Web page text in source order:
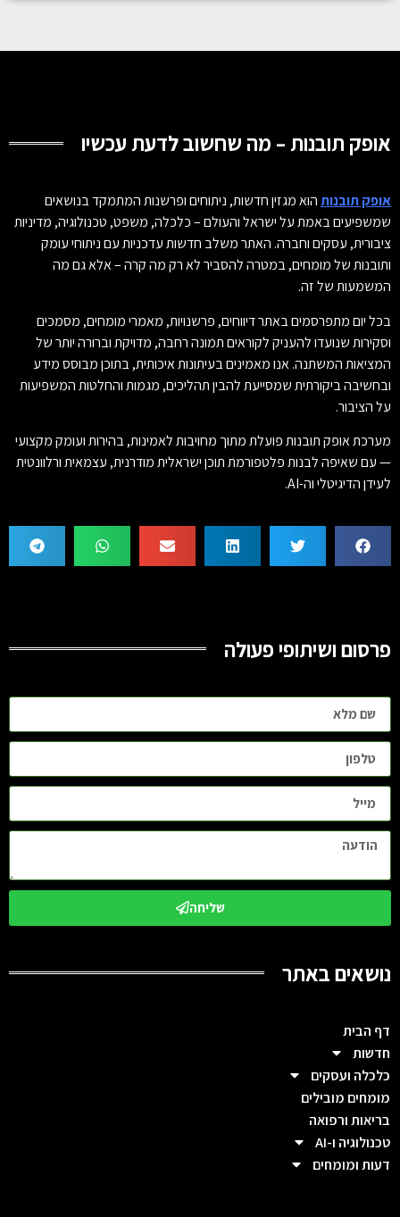
אופק תובנות – מה שחשוב לדעת עכשיו
אופק תובנותהוא מגזין חדשות, ניתוחים ופרשנות המתמקד בנושאים
שמשפיעים באמת על ישראל והעולם – כלכלה, משפט, טכנולוגיה, מדיניות
ציבורית, עסקים וחברה. האתר משלב חדשות עדכניות עם ניתוחי עומק
ותובנות של מומחים, במטרה להסביר לא רק מה קרה – אלא גם מה
המשמעות של זה.
בכל יום מתפרסמים באתר דיווחים, פרשנויות, מאמרי מומחים, מסמכים
וסקירות שנועדו להעניק לקוראים תמונה רחבה, מדויקת וברורה יותר של
המציאות המשתנה. אנו מאמינים בעיתונות איכותית, בתוכן מבוסס מידע
ובחשיבה ביקורתית שמסייעת להבין תהליכים, מגמות והחלטות המשפיעות
על הציבור.
מערכת אופק תובנות פועלת מתוך מחויבות לאמינות, בהירות ועומק מקצועי
— עם שאיפה לבנות פלטפורמת תוכן ישראלית מודרנית, עצמאית ורלוונטית
לעידן הדיגיטלי וה-AI.
פרסום ושיתופי פעולה
שליחה
נושאים באתר
דף הבית
חדשות
כלכלה ועסקים
מומחים מובילים
בריאות ורפואה
טכנולוגיה ו-AI
דעות ומומחים